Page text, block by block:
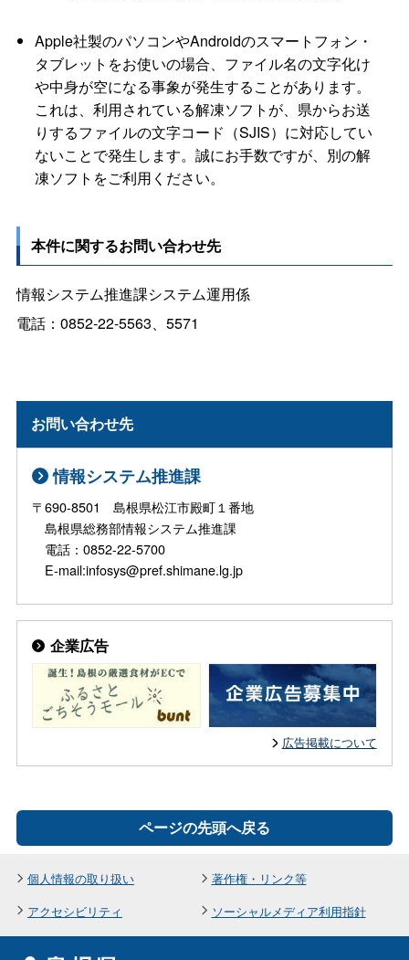
Apple社製のパソコンやAndroidのスマートフォン・
タブレットをお使いの場合、ファイル名の文字化け
や中身が空になる事象が発生することがあります。
これは、利用されている解凍ソフトが、県からお送
りするファイルの文字コード（SJIS）に対応してい
ないことで発生します。誠にお手数ですが、別の解
凍ソフトをご利用ください。
本件に関するお問い合わせ先
情報システム推進課システム運用係
電話：0852-22-5563、5571
お問い合わせ先
情報システム推進課
〒690-8501 島根県松江市殿町１番地
島根県総務部情報システム推進課
電話：0852-22-5700
E-mail:infosys@pref.shimane.lg.jp
企業広告
広告掲載について
ページの先頭へ戻る
個人情報の取り扱い
著作権・リンク等
アクセシビリティ
ソーシャルメディア利用指針